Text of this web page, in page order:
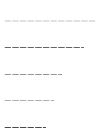
————————————
——————————-
———————–
——————–
—————-